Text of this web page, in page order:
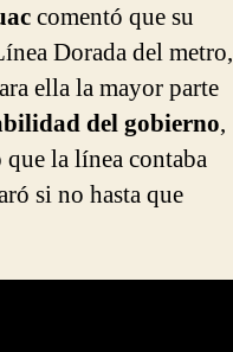
comentó que su
Dorada del metro,
ella la mayor parte
del gobierno,
que la línea contaba
si no hasta que